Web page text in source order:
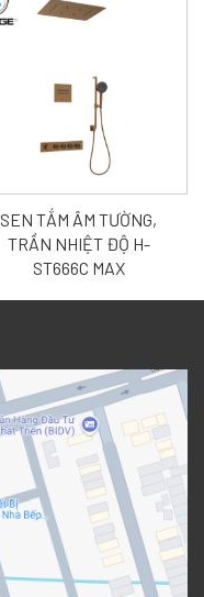
SEN TẮM ÂM TƯỜNG,
TRẦN NHIỆT ĐỘ H-
ST666C MAX